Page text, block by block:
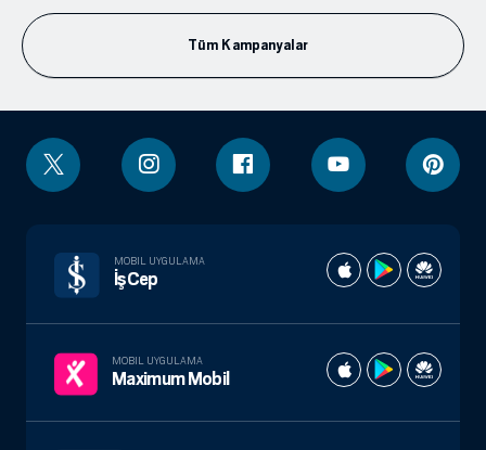
Tüm Kampanyalar
MOBIL UYGULAMA
İşCep
MOBIL UYGULAMA
Maximum Mobil